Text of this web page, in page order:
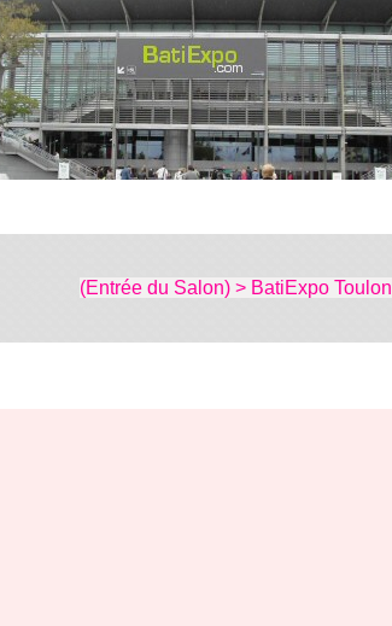
(Entrée du Salon) > BatiExpo Toulon